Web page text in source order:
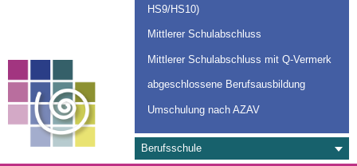
HS9/HS10)
Mittlerer Schulabschluss
Mittlerer Schulabschluss mit Q-Vermerk
abgeschlossene Berufsausbildung
Umschulung nach AZAV
Berufsschule